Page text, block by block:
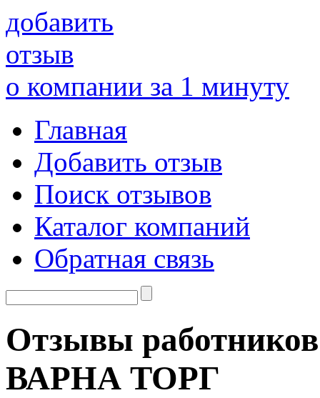
добавить
отзыв
о компании за 1 минуту
Главная
Добавить отзыв
Поиск отзывов
Каталог компаний
Обратная связь
Отзывы
ВАРНА ТОРГ